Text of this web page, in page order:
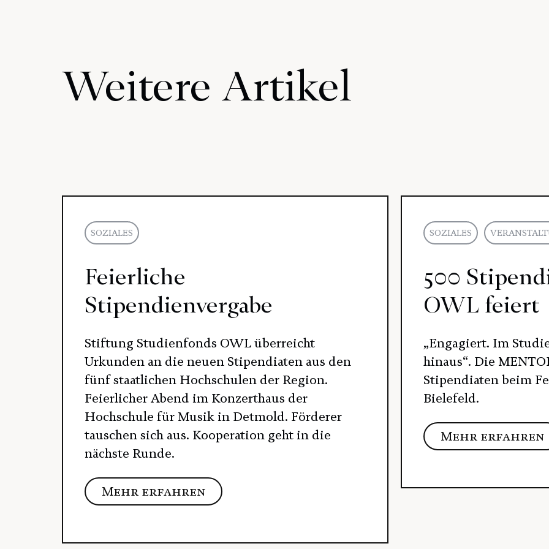
Weitere Artikel
SOZIALES
Feierliche
Stipendienvergabe
Stiftung Studienfonds OWL überreicht
Urkunden an die neuen Stipendiaten aus den
fünf staatlichen Hochschulen der Region.
Feierlicher Abend im Konzerthaus der
Hochschule für Musik in Detmold. Förderer
tauschen sich aus. Kooperation geht in die
nächste Runde.
Mehr erfahren
SOZIALES
500
OWL feiert
„Engagiert. Im
hinaus“. Die
Stipendiaten beim
Bielefeld.
Mehr erfahren